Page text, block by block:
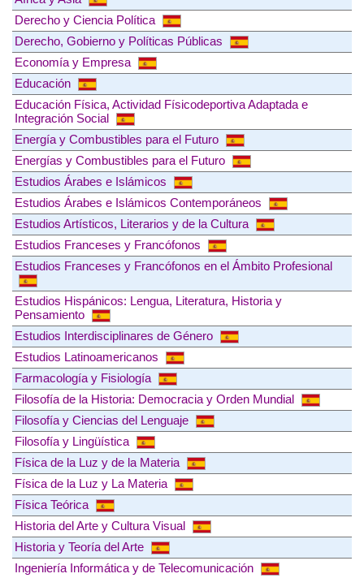
Derecho y Ciencia Política
Derecho, Gobierno y Políticas Públicas
Economía y Empresa
Educación
Educación Física, Actividad Físicodeportiva Adaptada e
Integración Social
Energía y Combustibles para el Futuro
Energías y Combustibles para el Futuro
Estudios Árabes e Islámicos
Estudios Árabes e Islámicos Contemporáneos
Estudios Artísticos, Literarios y de la Cultura
Estudios Franceses y Francófonos
Estudios Franceses y Francófonos en el Ámbito Profesional
Estudios Hispánicos: Lengua, Literatura, Historia y
Pensamiento
Estudios Interdisciplinares de Género
Estudios Latinoamericanos
Farmacología y Fisiología
Filosofía de la Historia: Democracia y Orden Mundial
Filosofía y Ciencias del Lenguaje
Filosofía y Lingüística
Física de la Luz y de la Materia
Física de la Luz y La Materia
Física Teórica
Historia del Arte y Cultura Visual
Historia y Teoría del Arte
Ingeniería Informática y de Telecomunicación